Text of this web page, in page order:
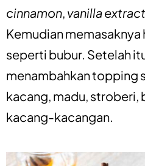
cinnamon, vanilla extract
Kemudian
seperti bubur. Setelah
menambahkan topping
kacang, madu, stroberi,
kacang-kacangan.